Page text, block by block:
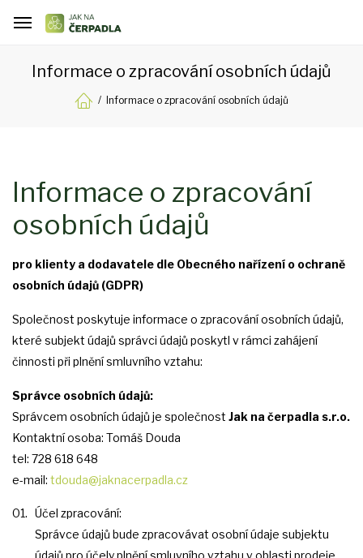
Informace o zpracování osobních údajů
Informace o zpracování osobních údajů
Informace o zpracování
osobních údajů
pro klienty a dodavatele dle Obecného nařízení o ochraně
osobních údajů (GDPR)
Společnost poskytuje informace o zpracování osobních údajů,
které subjekt údajů správci údajů poskytl v rámci zahájení
činnosti při plnění smluvního vztahu:
Správce osobních údajů:
Správcem osobních údajů je společnost Jak na čerpadla s.r.o.
Kontaktní osoba: Tomáš Douda
tel: 728 618 648
e-mail: tdouda@jaknacerpadla.cz
Účel zpracování:
Správce údajů bude zpracovávat osobní údaje subjektu
údajů pro účely plnění smluvního vztahu v oblasti prodeje